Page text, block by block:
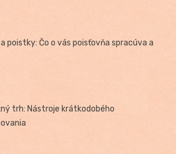
a poistky: Čo o vás poisťovňa spracúva a
trh: Nástroje krátkodobého